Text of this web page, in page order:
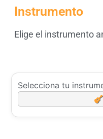
Instrumento
Elige el instrumento
Selecciona tu